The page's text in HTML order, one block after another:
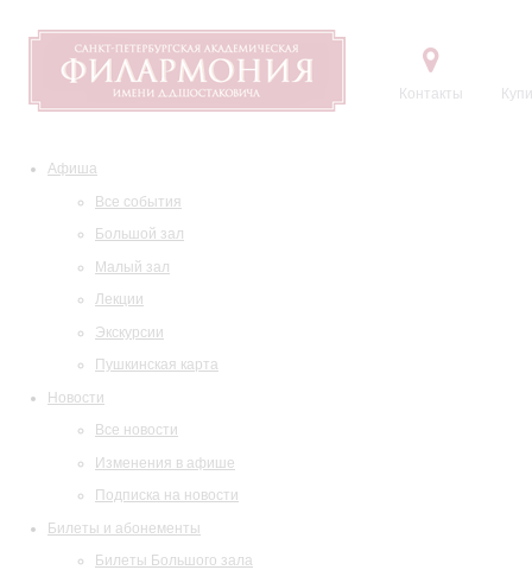
Контакты
Афиша
Все события
Большой зал
Малый зал
Лекции
Экскурсии
Пушкинская карта
Новости
Все новости
Изменения в афише
Подписка на новости
Билеты и абонементы
Билеты Большого зала